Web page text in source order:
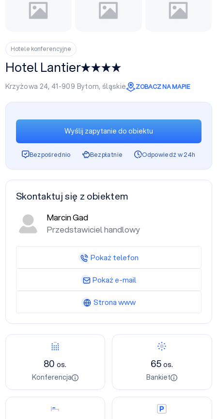
Hotele konferencyjne
Hotel Lantier
Krzyżowa 24, 41-909 Bytom, śląskie ZOBACZ NA MAPIE
Konferencja
80os.
Konferencja
Bankiet
65os.
Bankiet
Nocleg Parking
Wyślij zapytanie do obiektu
Bezpośrednio Bezpłatnie Odpowiedź w 24h
Skontaktuj się z obiektem
Marcin Gad
Przedstawiciel handlowy
Pokaż telefon
Pokaż e-mail
Strona www